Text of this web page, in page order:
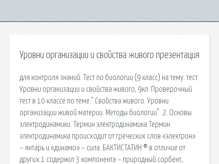
Уровни организации и свойства живого презентация
для контроля знаний. Тест по биологии (9 класс) на тему: тест
Уровни организации и свойства живого, 9кл. Проверочный
тест в 10 классе по теме:" Свойства живого. Уровни
организации живой материи. Методы биологии". 2. Основы
электродинамики. Термин электродинамика.Термин
электродинамика происходит от греческих слов «электрон»
– янтарь и «динамо» – сила. БАКТИСТАТИН ® в отличие от
других 1 содержит 3 компонента – природный сорбент,